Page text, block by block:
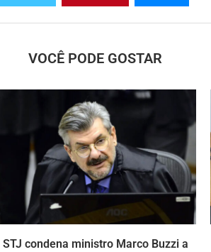
VOCÊ PODE GOSTAR
STJ condena ministro Marco Buzzi a